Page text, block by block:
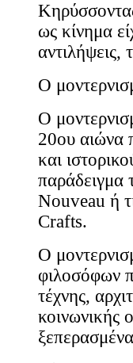
ως κίνημα
αντιλήψεις,
Ο
Ο
20ου αιώνα
και
παράδειγμα
Nouveau ή
Crafts.
Ο
φιλοσόφων
τέχνης,
κοινωνικής